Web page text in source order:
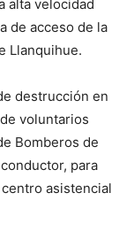
alta velocidad
de acceso de la
Llanquihue.
destrucción en
voluntarios
Bomberos de
para
asistencial